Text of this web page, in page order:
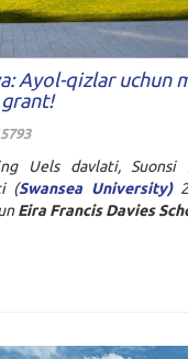
Ayol-qizlar uchun
grant!
Uels davlati, Suonsi
(Swansea University)
Eira Francis Davies